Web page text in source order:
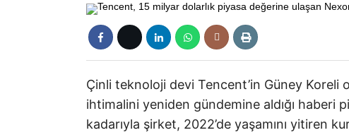
Çinli teknoloji devi Tencent’in Güney Koreli
ihtimalini yeniden gündemine aldığı haberi
kadarıyla şirket, 2022’de yaşamını yitiren